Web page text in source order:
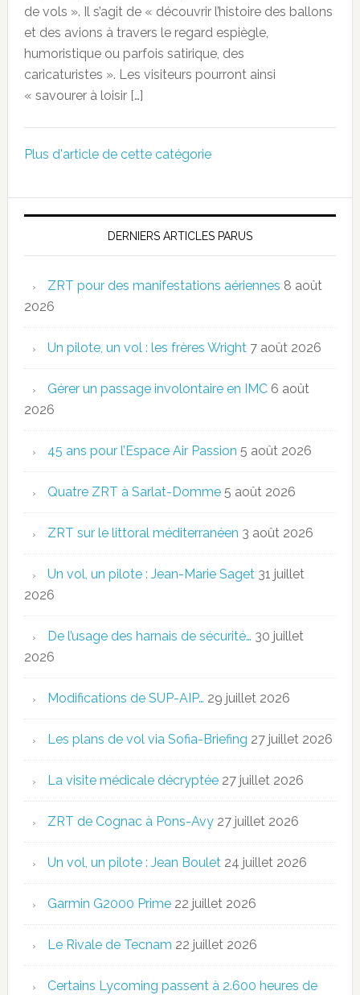
de vols ». Il s’agit de « découvrir l’histoire des ballons
et des avions à travers le regard espiègle,
humoristique ou parfois satirique, des
caricaturistes ». Les visiteurs pourront ainsi
« savourer à loisir […]
Plus d'article de cette catégorie
DERNIERS ARTICLES PARUS
ZRT pour des manifestations aériennes 8 août
2026
Un pilote, un vol : les frères Wright 7 août 2026
Gérer un passage involontaire en IMC 6 août
2026
45 ans pour l’Espace Air Passion 5 août 2026
Quatre ZRT à Sarlat-Domme 5 août 2026
ZRT sur le littoral méditerranéen 3 août 2026
Un vol, un pilote : Jean-Marie Saget 31 juillet
2026
De l’usage des harnais de sécurité… 30 juillet
2026
Modifications de SUP-AIP… 29 juillet 2026
Les plans de vol via Sofia-Briefing 27 juillet 2026
La visite médicale décryptée 27 juillet 2026
ZRT de Cognac à Pons-Avy 27 juillet 2026
Un vol, un pilote : Jean Boulet 24 juillet 2026
Garmin G2000 Prime 22 juillet 2026
Le Rivale de Tecnam 22 juillet 2026
Certains Lycoming passent à 2.600 heures de